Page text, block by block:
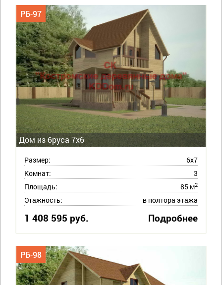
Дом из бруса 7х6
РБ-97
Размер:
6х7
Комнат:
3
Площадь:
85 м2
Этажность: в полтора этажа
1 408 595 руб. Подробнее
РБ-98